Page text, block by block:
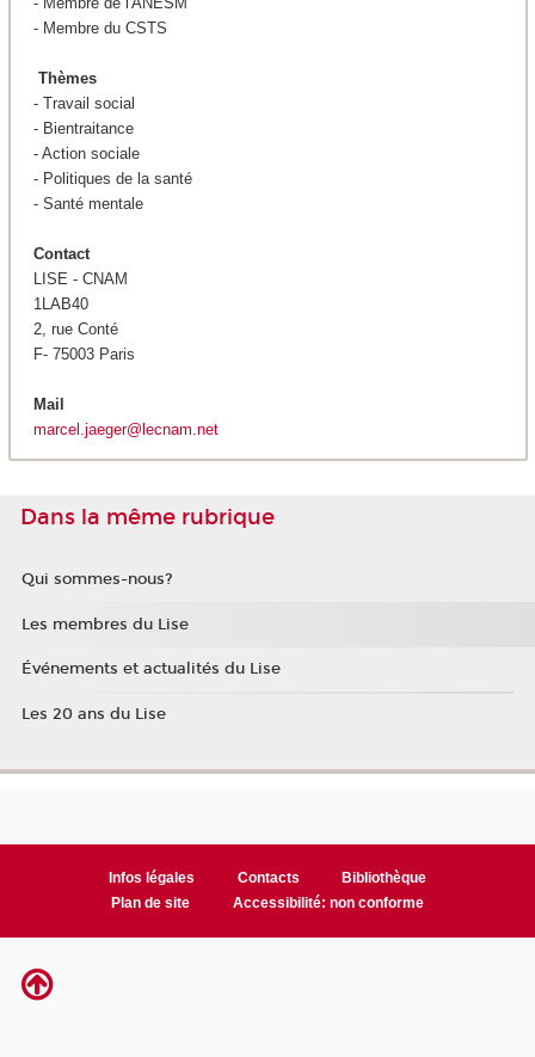
- Membre du CSTS
Thèmes
- Travail social
- Bientraitance
- Action sociale
- Politiques de la santé
- Santé mentale
Contact
LISE - CNAM
1LAB40
2, rue Conté
F- 75003 Paris
Mail
marcel.jaeger@lecnam.net
Dans la même rubrique
Qui sommes-nous?
Les membres du Lise
Événements et actualités du Lise
Les 20 ans du Lise
Infos légales Contacts
Bibliothèque
Plan de site
Accessibilité: non conforme